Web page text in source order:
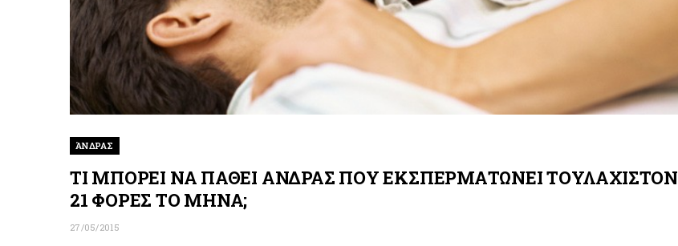
ΆΝΔΡΑΣ
TI MΠΟΡΕΙ ΝΑ ΠΑΘΕΙ ΑΝΔΡΑΣ ΠΟΥ ΕΚΣΠΕΡΜΑΤΩΝΕΙ ΤΟΥΛΑΧΙΣΤΟΝ
21 ΦΟΡΕΣ ΤΟ ΜΗΝΑ;
27/05/2015